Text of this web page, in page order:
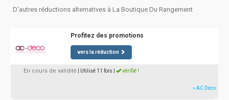
D'autres réductions alternatives à La Boutique Du Rangement
Profitez des promotions
vers la réduction
En cours de validité | Utilisé 11 fois vérifié !
» AC Deco